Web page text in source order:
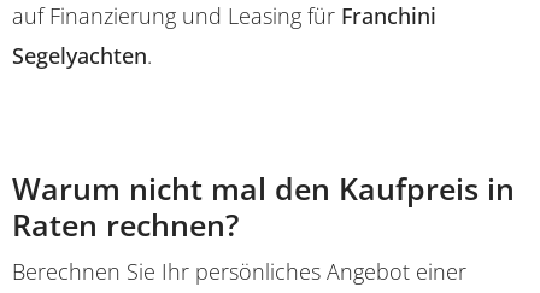
auf Finanzierung und Leasing für Franchini
Segelyachten.
Warum nicht mal den Kaufpreis in
Raten rechnen?
Berechnen Sie Ihr persönliches Angebot einer